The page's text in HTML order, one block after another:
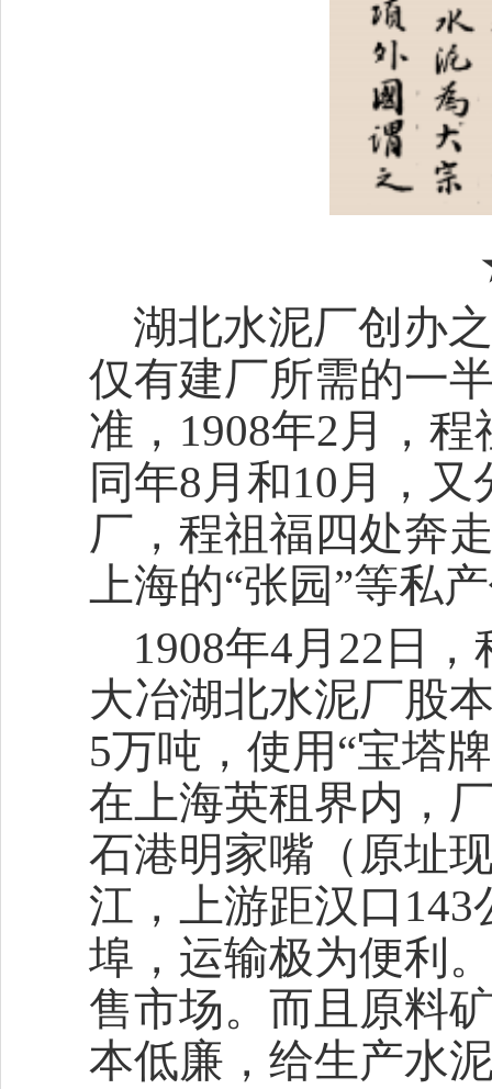
湖北水泥厂创办
仅有建厂所需的一
准，1908年2月，
同年8月和10月，
厂，程祖福四处奔
上海的“张园”等私
1908年4月22日
大冶湖北水泥厂股
5万吨，使用“宝塔
在上海英租界内，
石港明家嘴（原址
江，上游距汉口
埠，运输极为便利
售市场。而且原料
本低廉，给生产水